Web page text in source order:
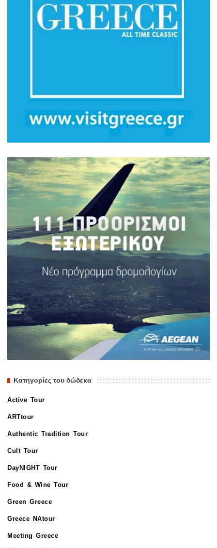
Κατηγορίες του δώδεκα
Active Tour
ARTtour
Authentic Tradition Tour
Cult Tour
DayNIGHT Tour
Food & Wine Tour
Green Greece
Greece NAtour
Meeting Greece